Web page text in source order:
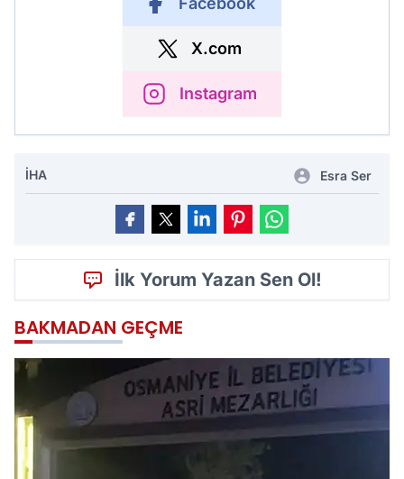
X.com
Instagram
İHA Esra Ser
İlk Yorum Yazan Sen Ol!
BAKMADAN GEÇME